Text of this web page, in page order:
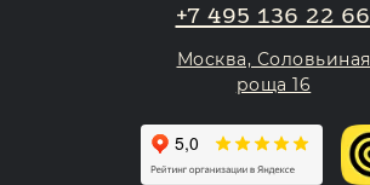
Москва, Соловьиная
роща 16
+7 495 136 22 66